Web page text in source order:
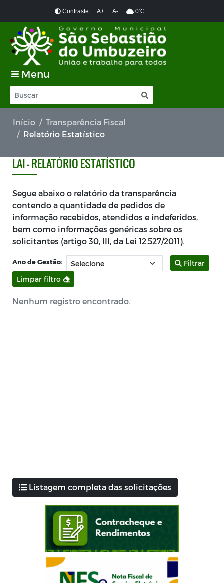
Contraste A+ A- 0ºC
Menu
Início
Transparência Fiscal
Relatório Estatístico
LAI - RELATÓRIO ESTATÍSTICO
Segue abaixo o relatório da transparência
contendo a quantidade de pedidos de
informação recebidos, atendidos e indeferidos,
bem como informações genéricas sobre os
solicitantes (artigo 30, III, da Lei 12.527/2011).
Ano de Gestão:
Filtrar
Limpar filtro
Nenhum registro encontrado.
Listagem completa das solicitações